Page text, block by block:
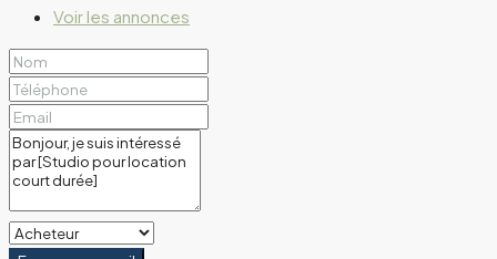
Voir les annonces